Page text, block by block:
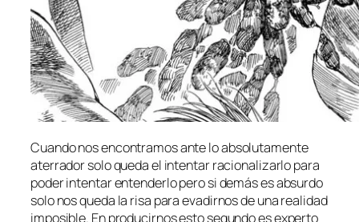
Cuando nos en­con­tra­mos an­te lo ab­so­lu­ta­men­te
ate­rra­dor so­lo que­da el in­ten­tar ra­cio­na­li­zar­lo pa­ra
po­der in­ten­tar en­ten­der­lo pe­ro si de­más es ab­sur­do
so­lo nos que­da la ri­sa pa­ra eva­dir­nos de una reali­dad
im­po­si­ble. En pro­du­cir­nos es­to se­gun­do es ex­per­to